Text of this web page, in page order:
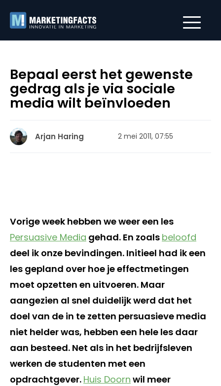
Bepaal eerst het gewenste
gedrag als je via sociale
media wilt beïnvloeden
Arjan Haring 2 mei 2011, 07:55
Vorige week hebben we weer een les
Persuasive Media gehad. En zoals beloofd
deel ik onze bevindingen. Initieel had ik een
les gepland over hoe je effectmetingen
moet opzetten en uitvoeren. Maar
aangezien al snel duidelijk werd dat het
doel van de in te zetten persuasieve media
niet helder was, hebben een hele les daar
aan besteed. Net als in het bedrijfsleven
werken de studenten met een
opdrachtgever. Huis Doorn wil meer